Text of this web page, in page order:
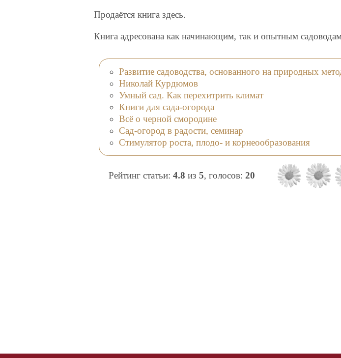
Продаётся книга здесь.
Книга адресована как начинающим, так и опытным
Развитие садоводства, основанного на природных
Николай Курдюмов
Умный сад. Как перехитрить климат
Книги для сада-огорода
Всё о черной смородине
Сад-огород в радости, семинар
Стимулятор роста, плодо- и корнеообразования
Рейтинг статьи: 4.8 из 5, голосов: 20